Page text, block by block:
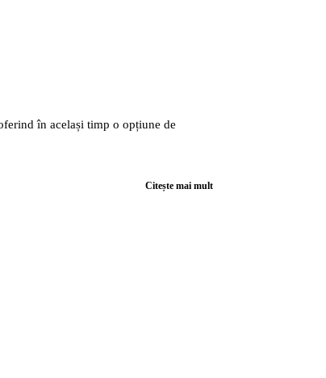
în același timp o opțiune de
Citește mai mult